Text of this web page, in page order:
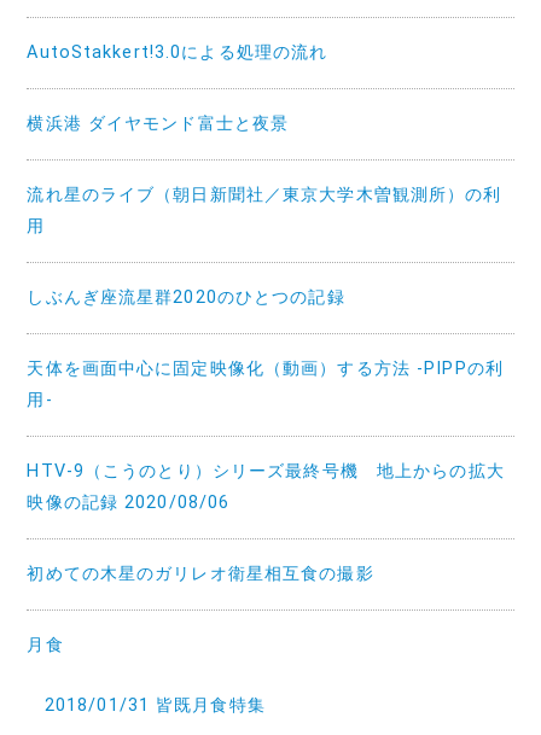
AutoStakkert!3.0による処理の流れ
横浜港 ダイヤモンド富士と夜景
流れ星のライブ（朝日新聞社／東京大学木曽観測所）の利
用
しぶんぎ座流星群2020のひとつの記録
天体を画面中心に固定映像化（動画）する方法 -PIPPの利
用-
HTV-9（こうのとり）シリーズ最終号機 地上からの拡大
映像の記録 2020/08/06
初めての木星のガリレオ衛星相互食の撮影
月食
2018/01/31 皆既月食特集